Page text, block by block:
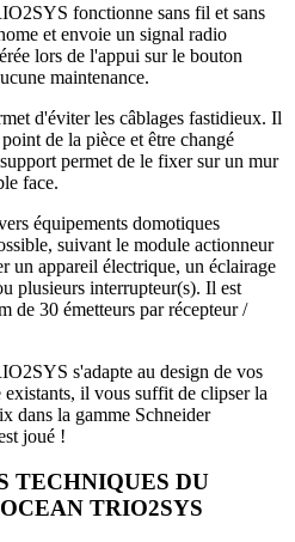
fonctionne sans fil et sans
et envoie un signal radio
lors de l'appui sur le bouton
maintenance.
d'éviter les câblages fastidieux. Il
de la pièce et être changé
permet de le fixer sur un mur
face.
équipements domotiques
suivant le module actionneur
un appareil électrique, un éclairage
plusieurs interrupteur(s). Il est
de 30 émetteurs par récepteur /
s'adapte au design de vos
il vous suffit de clipser la
dans la gamme Schneider
joué !
TECHNIQUES DU
TRIO2SYS